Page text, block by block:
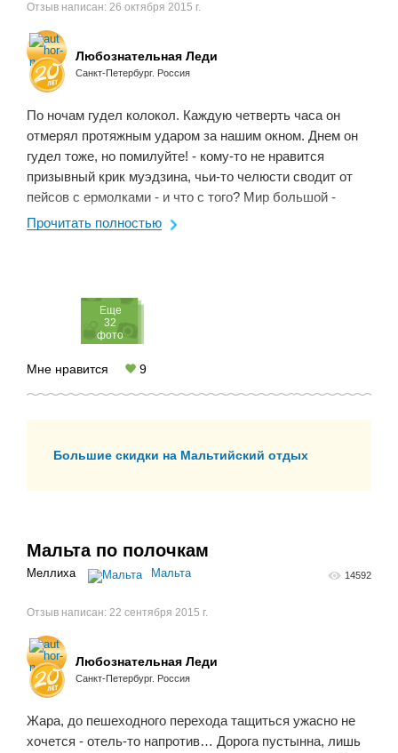
Отзыв написан: 26 октября 2015 г.
Любознательная Леди
Санкт-Петербург. Россия
По ночам гудел колокол. Каждую четверть часа он
отмерял протяжным ударом за нашим окном. Днем он
гудел тоже, но помилуйте! - кому-то не нравится
призывный крик муэдзина, чьи-то челюсти сводит от
пейсов с ермолками - и что с того? Мир большой -
каждому найдется место на потребу души. Мне
Прочитать полностью
Eще
32
фото
Мне нравится 9
Большие скидки на Мальтийский отдых
Мальта по полочкам
Меллиха Мальта 14592
Отзыв написан: 22 сентября 2015 г.
Любознательная Леди
Санкт-Петербург. Россия
Жара, до пешеходного перехода тащиться ужасно не
хочется - отель-то напротив… Дорога пустынна, лишь